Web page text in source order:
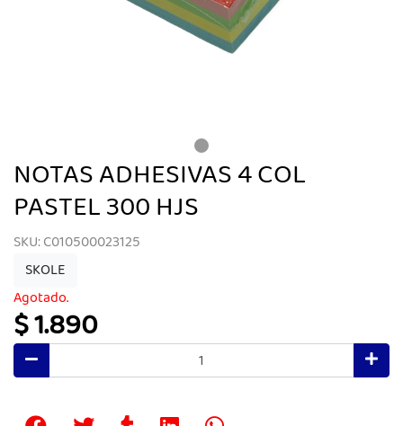
NOTAS ADHESIVAS 4 COL
PASTEL 300 HJS
SKU: C010500023125
SKOLE
Agotado.
$ 1.890